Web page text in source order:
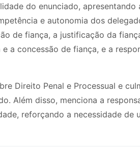
do enunciado, apresentando
e autonomia dos
de fiança, a justificação da
a concessão de fiança, e a
Direito Penal e Processual e
Além disso, menciona a
reforçando a necessidade de